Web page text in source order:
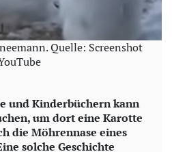
Quelle: Screenshot
und Kinderbüchern kann
um dort eine Karotte
die Möhrennase eines
solche Geschichte